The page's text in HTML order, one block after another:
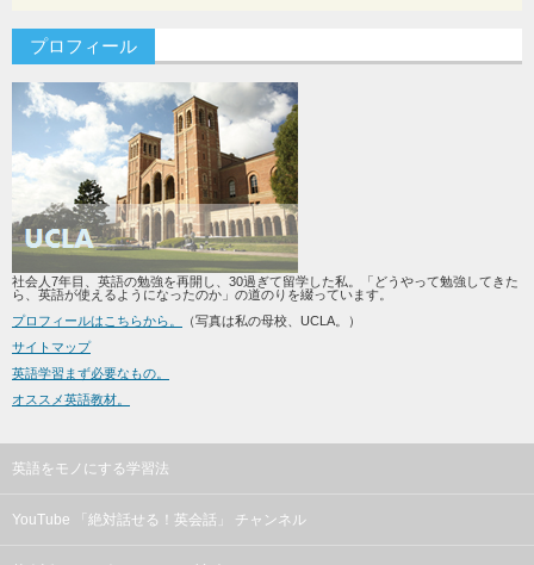
プロフィール
社会人7年目、英語の勉強を再開し、30過ぎて留学した私。「どうやって勉強してきた
ら、英語が使えるようになったのか」の道のりを綴っています。
プロフィールはこちらから。
（写真は私の母校、UCLA。）
サイトマップ
英語学習まず必要なもの。
オススメ英語教材。
英語をモノにする学習法
YouTube 「絶対話せる！英会話」 チャンネル